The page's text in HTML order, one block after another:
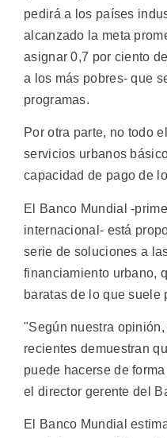
pedirá a los países
alcanzado la meta
asignar 0,7 por ciento
a los más pobres- que
programas.
Por otra parte, no todo
servicios urbanos
capacidad de pago de
El Banco Mundial -
internacional- está
serie de soluciones a
financiamiento urbano,
baratas de lo que suele
"Según nuestra
recientes demuestran
puede hacerse de
el director gerente del
El Banco Mundial